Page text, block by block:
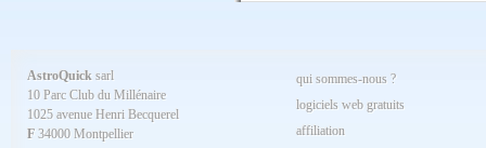
AstroQuick sarl
10 Parc Club du Millénaire
1025 avenue Henri Becquerel
F 34000 Montpellier
qui sommes-nous ?
logiciels web gratuits
affiliation